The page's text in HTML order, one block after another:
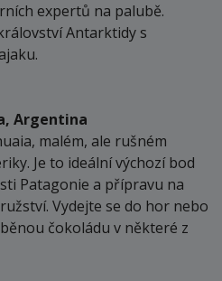
expertů na palubě.
Antarktidy s
Argentina
malém, ale rušném
Je to ideální výchozí bod
Patagonie a přípravu na
Vydejte se do hor nebo
čokoládu v některé z